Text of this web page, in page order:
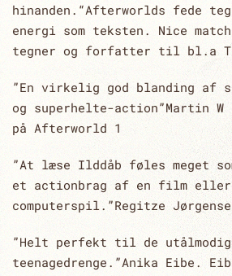
hinanden.“Afterworlds fede
energi som teksten. Nice
tegner og forfatter til bl.a
”En virkelig god blanding af
og superhelte-action”Martin W
på Afterworld 1
”At læse Ilddåb føles meget
et actionbrag af en film
computerspil.”Regitze
”Helt perfekt til de
teenagedrenge.”Anika Eibe.